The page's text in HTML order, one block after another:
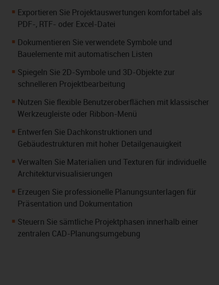
Exportieren Sie Projektauswertungen komfortabel als
PDF-, RTF- oder Excel-Datei
Dokumentieren Sie verwendete Symbole und
Bauelemente mit automatischen Listen
Spiegeln Sie 2D-Symbole und 3D-Objekte zur
schnelleren Projektbearbeitung
Nutzen Sie flexible Benutzeroberflächen mit klassischer
Werkzeugleiste oder Ribbon-Menü
Entwerfen Sie Dachkonstruktionen und
Gebäudestrukturen mit hoher Detailgenauigkeit
Verwalten Sie Materialien und Texturen für individuelle
Architekturvisualisierungen
Erzeugen Sie professionelle Planungsunterlagen für
Präsentation und Dokumentation
Steuern Sie sämtliche Projektphasen innerhalb einer
zentralen CAD-Planungsumgebung